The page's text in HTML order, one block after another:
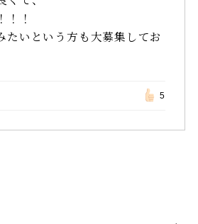
！！
たいという方も大募集してお
5